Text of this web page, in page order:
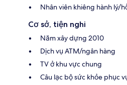
Nhân viên khiêng hành lý/
Cơ sở, tiện nghi
Năm xây dựng 2010
Dịch vụ ATM/ngân hàng
TV ở khu vực chung
Câu lạc bộ sức khỏe phục